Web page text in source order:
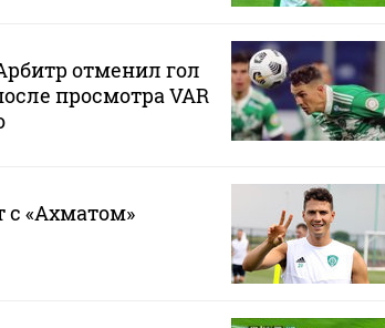
отменил гол
просмотра VAR
с «Ахматом»